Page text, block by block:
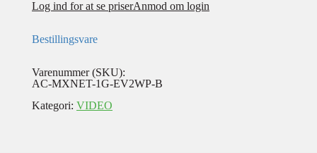
Log ind for at se priserAnmod om login
Bestillingsvare
Varenummer (SKU):
AC-MXNET-1G-EV2WP-B
Kategori: VIDEO